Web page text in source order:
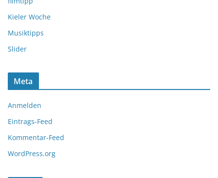
Kieler Woche
Musiktipps
Slider
Meta
Anmelden
Eintrags-Feed
Kommentar-Feed
WordPress.org